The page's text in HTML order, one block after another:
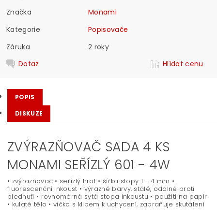
Značka
Monami
Kategorie
Popisovače
Záruka
2 roky
Dotaz
Hlídat cenu
POPIS
DISKUZE
ZVÝRAZŇOVAČ SADA 4 KS
MONAMI SEŘÍZLÝ 601 - 4W
• zvýrazňovač • seřízlý hrot • šířka stopy 1 - 4 mm •
fluorescenční inkoust • výrazné barvy, stálé, odolné proti
blednutí • rovnoměrná sytá stopa inkoustu • použití na papír
• kulaté tělo • víčko s klipem k uchycení, zabraňuje skutálení